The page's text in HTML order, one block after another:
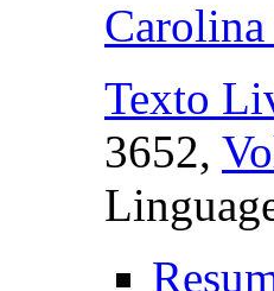
Texto
3652,